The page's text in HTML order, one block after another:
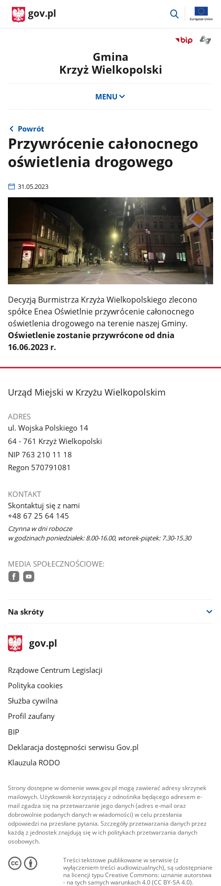
gov.pl
przejdź
Przejdź
Gmina
Krzyż Wielkopolski
MENU
Powrót
Przywrócenie całonocnego
oświetlenia drogowego
31.05.2023
Decyzją Burmistrza Krzyża Wielkopolskiego zlecono
spółce Enea Oświetlnie przywrócenie całonocnego
oświetlenia drogowego na terenie naszej Gminy.
Oświetlenie zostanie przywrócone od dnia
16.06.2023 r.
stopka
Urząd Miejski w Krzyżu Wielkopolskim
ADRES
ul. Wojska Polskiego 14
64 - 761 Krzyż Wielkopolski
NIP 763 210 11 18
Regon 570791081
KONTAKT
Skontaktuj się z nami
+48 67 25 64 145
Czynna w dni robocze
w godzinach poniedziałek: 8.00-16.00, wtorek-piątek: 7.30-15.30
MEDIA SPOŁECZNOŚCIOWE:
Na skróty
stopka
gov.plStrona
gov.pl
Rządowe Centrum Legislacji
Polityka cookies
Służba cywilna
Profil zaufany
BIP
Deklaracja dostępności serwisu Gov.pl
Klauzula RODO
Strony dostępne w domenie www.gov.pl mogą zawierać adresy skrzynek
mailowych. Użytkownik korzystający z odnośnika będącego adresem e-
mail zgadza się na przetwarzanie jego danych (adres e-mail oraz
dobrowolnie podanych danych w wiadomości) w celu przesłania
odpowiedzi na przesłane pytania. Szczegóły przetwarzania danych przez
każdą z jednostek znajdują się w ich politykach przetwarzania danych
osobowych.
Treści tekstowe publikowane w serwisie (z
wyłączeniem treści audiowizualnych), są udostępniane
na licencji typu Creative Commons: uznanie autorstwa
- na tych samych warunkach 4.0 (CC BY-SA 4.0).